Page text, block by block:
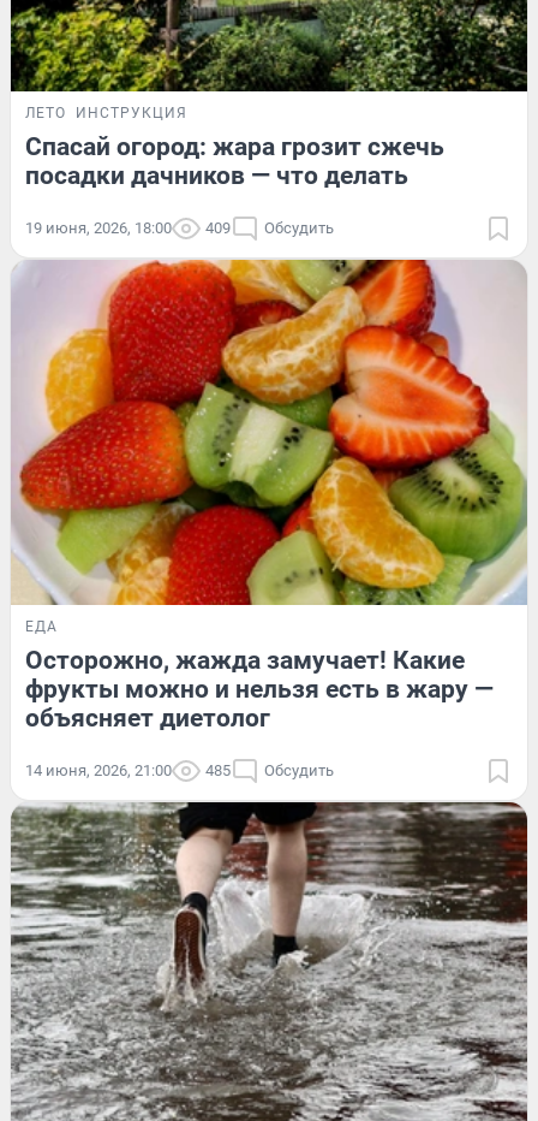
ЛЕТО ИНСТРУКЦИЯ
Спасай огород: жара грозит сжечь
посадки дачников — что делать
19 июня, 2026, 18:00 409 Обсудить
ЕДА
Осторожно, жажда замучает! Какие
фрукты можно и нельзя есть в жару —
объясняет диетолог
14 июня, 2026, 21:00 485 Обсудить